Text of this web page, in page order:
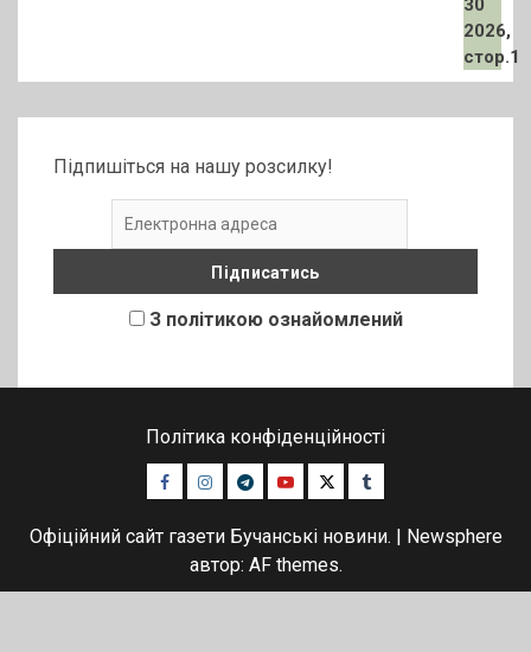
Підпишіться на нашу розсилку!
З політикою ознайомлений
Політика конфіденційності
Facebook
Instagram
TelegramYoutubeTwitterTumblr
Офіційний сайт газети Бучанські новини.
Newsphere
автор: AF themes.